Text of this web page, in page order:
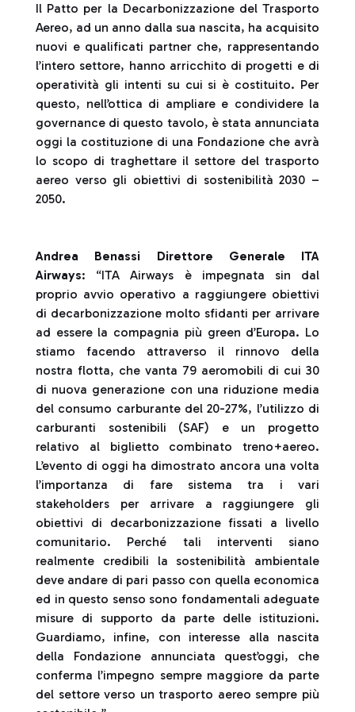
Il Patto per la Decarbonizzazione del Trasporto
Aereo, ad un anno dalla sua nascita, ha acquisito
nuovi e qualificati partner che, rappresentando
l’intero settore, hanno arricchito di progetti e di
operatività gli intenti su cui si è costituito. Per
questo, nell’ottica di ampliare e condividere la
governance di questo tavolo, è stata annunciata
oggi la costituzione di una Fondazione che avrà
lo scopo di traghettare il settore del trasporto
aereo verso gli obiettivi di sostenibilità 2030 –
2050.
Andrea Benassi Direttore Generale ITA
Airways: “ITA Airways è impegnata sin dal
proprio avvio operativo a raggiungere obiettivi
di decarbonizzazione molto sfidanti per arrivare
ad essere la compagnia più green d’Europa. Lo
stiamo facendo attraverso il rinnovo della
nostra flotta, che vanta 79 aeromobili di cui 30
di nuova generazione con una riduzione media
del consumo carburante del 20-27%, l’utilizzo di
carburanti sostenibili (SAF) e un progetto
relativo al biglietto combinato treno+aereo.
L’evento di oggi ha dimostrato ancora una volta
l’importanza di fare sistema tra i vari
stakeholders per arrivare a raggiungere gli
obiettivi di decarbonizzazione fissati a livello
comunitario. Perché tali interventi siano
realmente credibili la sostenibilità ambientale
deve andare di pari passo con quella economica
ed in questo senso sono fondamentali adeguate
misure di supporto da parte delle istituzioni.
Guardiamo, infine, con interesse alla nascita
della Fondazione annunciata quest’oggi, che
conferma l’impegno sempre maggiore da parte
del settore verso un trasporto aereo sempre più